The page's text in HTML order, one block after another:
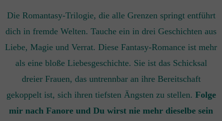
Die Romantasy-Trilogie, die alle Grenzen springt entführt
dich in fremde Welten. Tauche ein in drei Geschichten aus
Liebe, Magie und Verrat. Diese Fantasy-Romance ist mehr
als eine bloße Liebesgeschichte. Sie ist das Schicksal
dreier Frauen, das untrennbar an ihre Bereitschaft
gekoppelt ist, sich ihren tiefsten Ängsten zu stellen. Folge
mir nach Fanore und Du wirst nie mehr dieselbe sein